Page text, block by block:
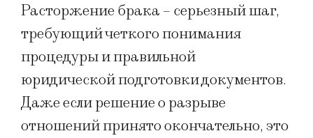
Расторжение брака – серьезный шаг,
требующий четкого понимания
процедуры и правильной
юридической подготовки документов.
Даже если решение о разрыве
отношений принято окончательно, это